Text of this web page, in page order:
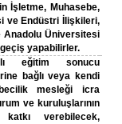
İşletme, Muhasebe,
ve Endüstri İlişkileri,
Anadolu Üniversitesi
yapabilirler.
eğitim sonucu
bağlı veya kendi
mesleği icra
ve kuruluşlarının
verebilecek,